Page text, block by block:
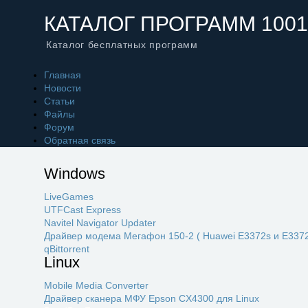
КАТАЛОГ ПРОГРАММ
Каталог бесплатных программ
Главная
Новости
Статьи
Файлы
Форум
Обратная связь
Windows
LiveGames
UTFCast Express
Navitel Navigator Updater
Драйвер модема Мегафон 150-2 ( Huawei E3372s и
qBittorrent
Linux
Mobile Media Converter
Драйвер сканера МФУ Epson CX4300 для Linux